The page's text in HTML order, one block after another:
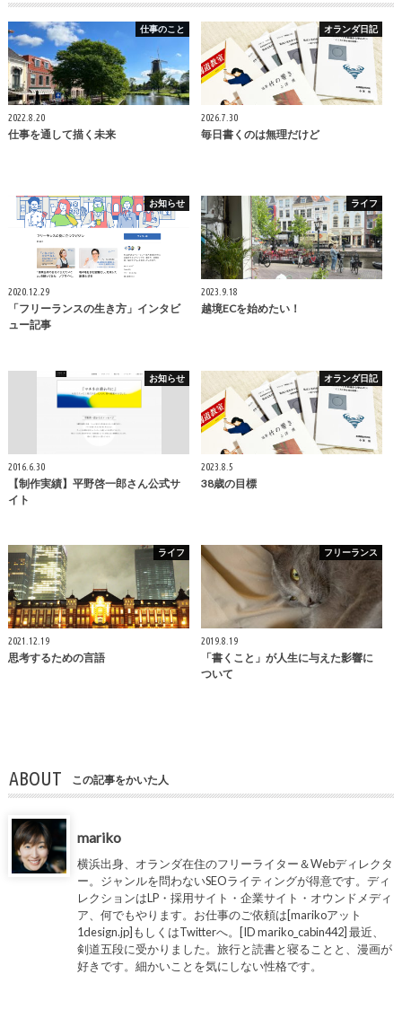
仕事のこと
2022.8.20
仕事を通して描く未来
オランダ日記
2026.7.30
毎日書くのは無理だけど
お知らせ
2020.12.29
「フリーランスの生き方」インタビ
ュー記事
ライフ
2023.9.18
越境ECを始めたい！
お知らせ
2016.6.30
【制作実績】平野啓一郎さん公式サ
イト
オランダ日記
2023.8.5
38歳の目標
ライフ
2021.12.19
思考するための言語
フリーランス
2019.8.19
「書くこと」が人生に与えた影響に
ついて
ABOUT この記事をかいた人
mariko
横浜出身、オランダ在住のフリーライター＆Webディレクタ
ー。ジャンルを問わないSEOライティングが得意です。ディ
レクションはLP・採用サイト・企業サイト・オウンドメディ
ア、何でもやります。お仕事のご依頼は[marikoアット
1design.jp]もしくはTwitterへ。[ID mariko_cabin442] 最近、
剣道五段に受かりました。旅行と読書と寝ることと、漫画が
好きです。細かいことを気にしない性格です。